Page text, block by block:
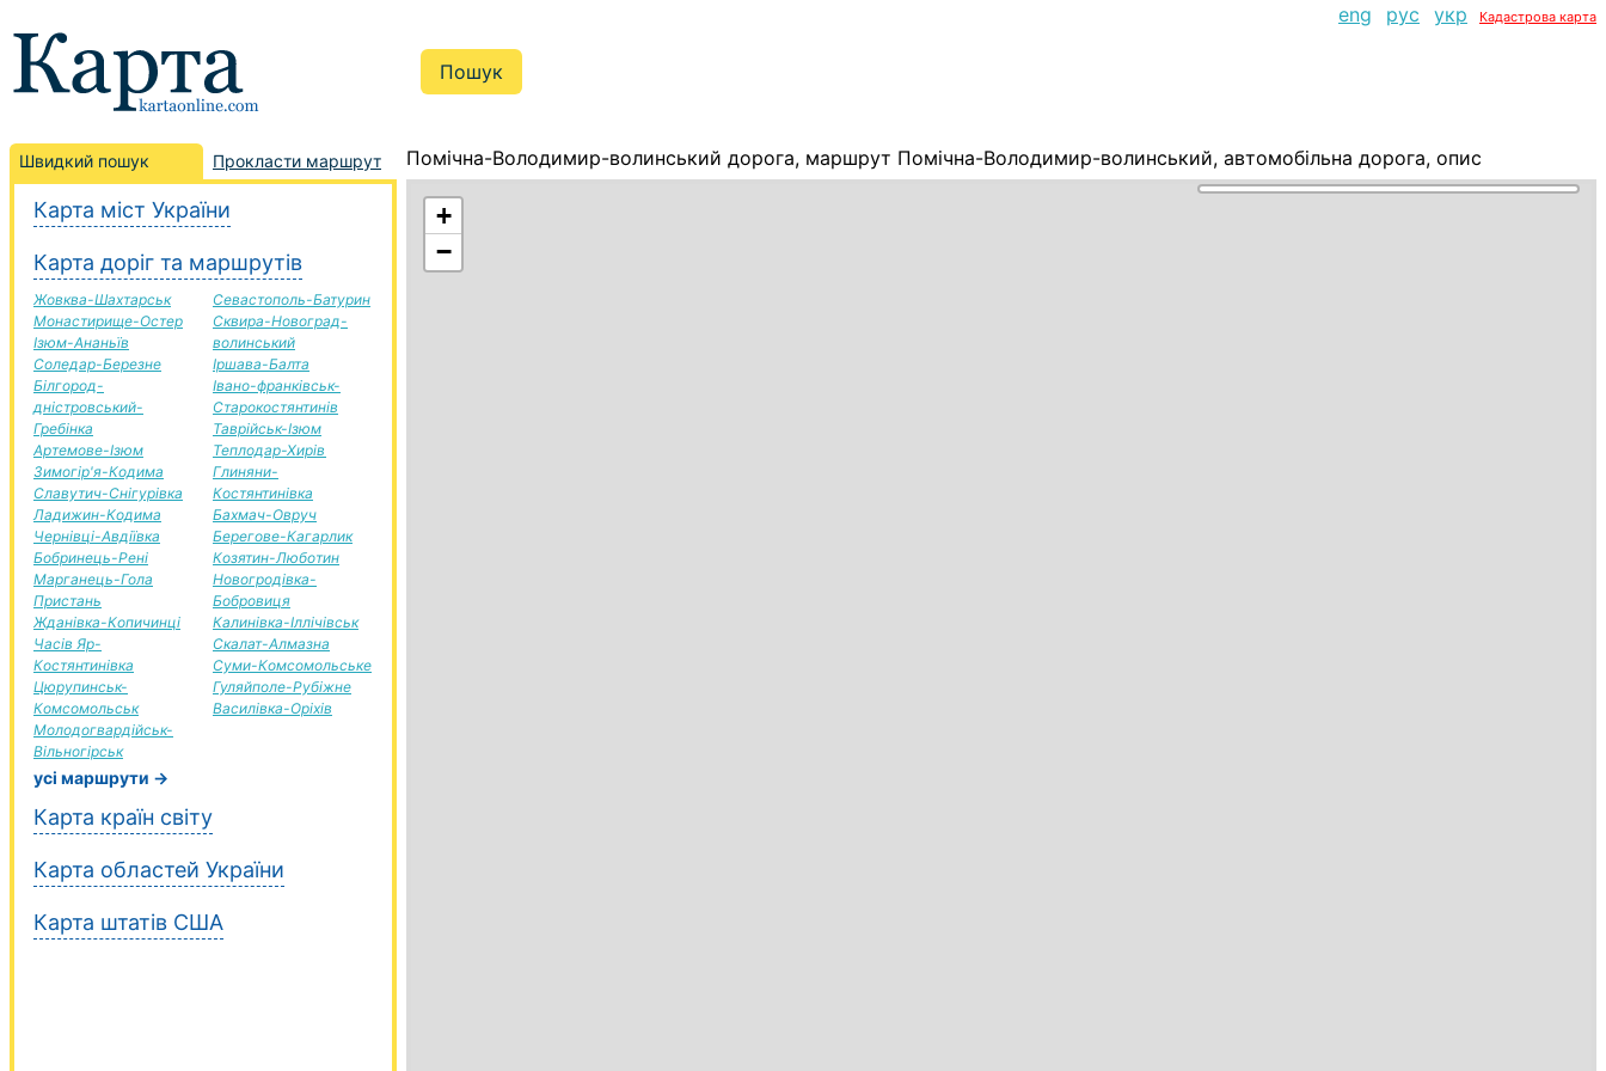
eng рус укр Кадастрова карта
Швидкий пошук Прокласти маршрут
Карта міст України
Карта доріг та маршрутів
Жовква-Шахтарськ
Монастирище-Остер
Ізюм-Ананьїв
Соледар-Березне
Білгород-
дністровський-
Гребінка
Артемове-Ізюм
Зимогір'я-Кодима
Славутич-Снігурівка
Ладижин-Кодима
Чернівці-Авдіївка
Бобринець-Рені
Марганець-Гола
Пристань
Жданівка-Копичинці
Часів Яр-
Костянтинівка
Цюрупинськ-
Комсомольськ
Молодогвардійськ-
Вільногірськ
Севастополь-Батурин
Сквира-Новоград-
волинський
Іршава-Балта
Івано-франківськ-
Старокостянтинів
Таврійськ-Ізюм
Теплодар-Хирів
Глиняни-
Костянтинівка
Бахмач-Овруч
Берегове-Кагарлик
Козятин-Люботин
Новогродівка-
Бобровиця
Калинівка-Іллічівськ
Скалат-Алмазна
Суми-Комсомольське
Гуляйполе-Рубіжне
Василівка-Оріхів
усі маршрути →
Карта країн світу
Карта областей України
Карта штатів США
Помічна-Володимир-волинський дорога, маршрут Помічна-Володимир-волинський, автомобільна дорога, опис
+
−